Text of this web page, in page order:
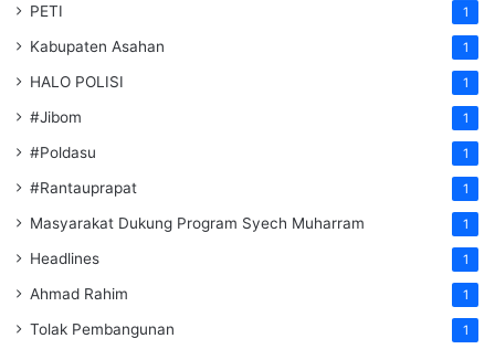
PETI 1
Kabupaten Asahan 1
HALO POLISI 1
#Jibom 1
#Poldasu 1
#Rantauprapat 1
Masyarakat Dukung Program Syech Muharram 1
Headlines 1
Ahmad Rahim 1
Tolak Pembangunan 1